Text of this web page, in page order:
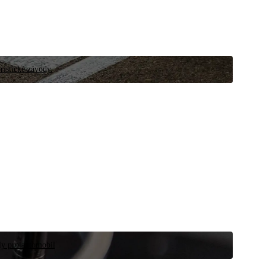
závody.
pro automobil